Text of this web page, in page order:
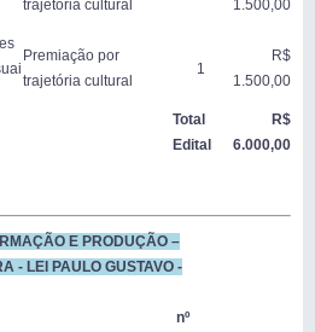
trajetória cultural
1.500,00
Premiação por
trajetória cultural
1
R$
1.500,00
Total
Edital
R$
6.000,00
E PRODUÇÃO –
- LEI PAULO GUSTAVO -
nº